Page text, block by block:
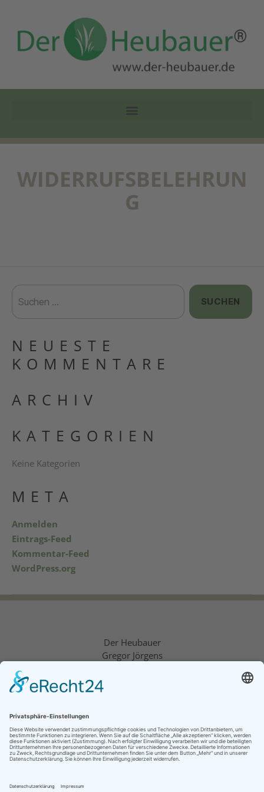
WIDERRUFSBELEHRUN
G
NEUESTE
KOMMENTARE
ARCHIV
KATEGORIEN
Keine Kategorien
META
Anmelden
Eintrags-Feed
Kommentar-Feed
WordPress.org
Der Heubauer
Gregor Jörgens
45659 Recklinghausen-Stuckenbusch
Tel.: 0171 – 526 9026
Fax: 02361 – 939182
E-Mail:info@der-heubauer.de